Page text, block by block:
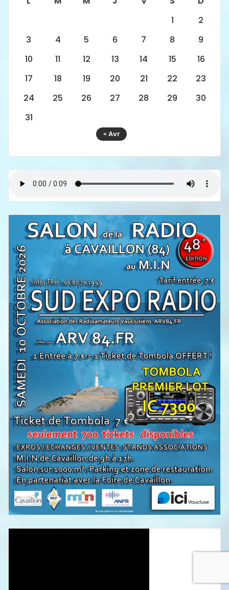
1
2
3
4 5 6 7 8
9
10
11 12 13 14 15
16
17
18 19 20 21 22
23
24
25 26 27 28 29
30
31
« Avr